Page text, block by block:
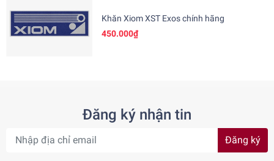
Khăn Xiom XST Exos chính hãng
450.000₫
Đăng ký nhận tin
Đăng ký